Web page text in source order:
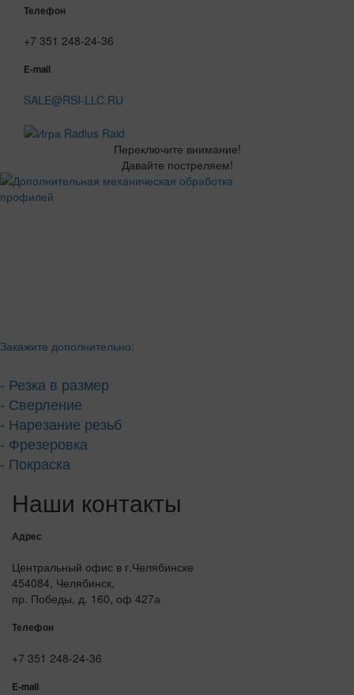
Телефон
+7 351 248-24-36
E-mail
SALE@RSI-LLC.RU
Переключите внимание!
Давайте постреляем!
Закажите дополнительно:
- Резка в размер
- Сверление
- Нарезание резьб
- Фрезеровка
- Покраска
Наши контакты
Адрес
Центральный офис в г.Челябинске
454084, Челябинск,
пр. Победы, д. 160, оф 427а
Телефон
+7 351 248-24-36
E-mail